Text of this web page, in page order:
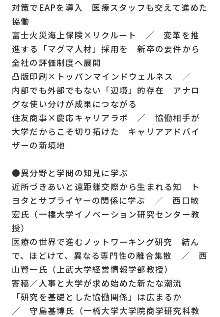
対策でEAPを導入 医療スタッフも交えて進めた
協働
富士火災海上保険×リクルート ／ 変革を推
進する「マグマ人材」採用を 新卒の要件から
全社の評価制度へ展開
凸版印刷×トッパンマインドウェルネス ／
内部でも外部でもない「辺境」的存在 アナロ
グな使い分けが成果につながる
住友商事×慶応キャリアラボ ／ 協働相手が
大学だからこそ切り拓けた キャリアアドバイ
ザーの新境地
●異分野と学問の知見に学ぶ
近所づきあいと遠距離交際から生まれる知 ト
ヨタとサプライヤーの関係に学ぶ ／ 西口敏
宏氏（一橋大学イノベーション研究センター教
授）
医療の世界で進むノットワーキング研究 結ん
で、ほどけて、異なる専門性の離合集散 ／ 西
山賢一氏（上武大学経営情報学部教授）
寄稿／人事と大学が求め始めた新たな潮流
「研究を基礎とした協働関係」は広まるか
／ 守島基博氏（一橋大学大学院商学研究科教